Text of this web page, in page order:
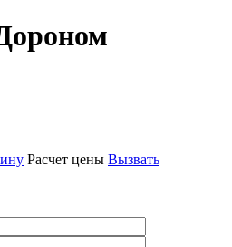
Расчет цены Вызвать